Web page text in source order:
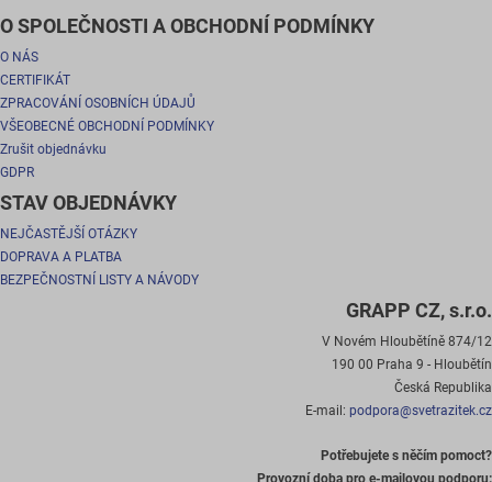
O SPOLEČNOSTI A OBCHODNÍ PODMÍNKY
O NÁS
CERTIFIKÁT
ZPRACOVÁNÍ OSOBNÍCH ÚDAJŮ
VŠEOBECNÉ OBCHODNÍ PODMÍNKY
Zrušit objednávku
GDPR
STAV OBJEDNÁVKY
NEJČASTĚJŠÍ OTÁZKY
DOPRAVA A PLATBA
BEZPEČNOSTNÍ LISTY A NÁVODY
GRAPP CZ, s.r.o.
V Novém Hloubětíně 874/12
190 00 Praha 9 - Hloubětín
Česká Republika
E-mail: podpora@svetrazitek.cz
Potřebujete s něčím pomoct?
Provozní doba pro e-mailovou podporu: